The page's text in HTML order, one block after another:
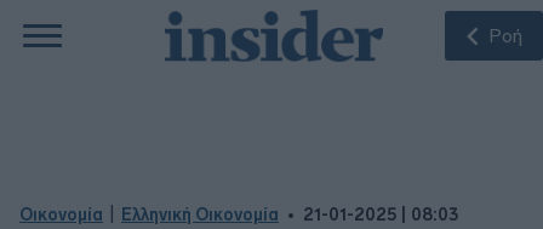
Ροή
Οικονομία Ελληνική Οικονομία 21-01-2025 | 08:03